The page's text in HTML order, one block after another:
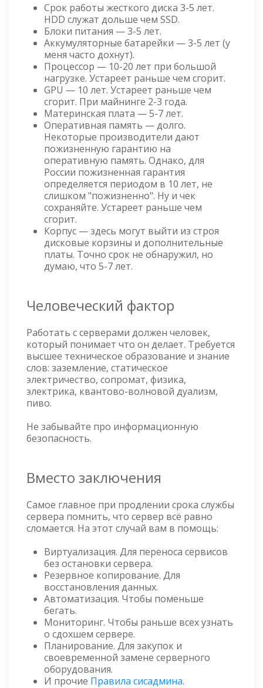
Cрок работы жесткого диска 3-5 лет.
HDD служат дольше чем SSD.
Блоки питания — 3-5 лет.
Аккумуляторные батарейки — 3-5 лет (у
меня часто дохнут).
Процессор — 10-20 лет при большой
нагрузке. Устареет раньше чем сгорит.
GPU — 10 лет. Устареет раньше чем
сгорит. При майнинге 2-3 года.
Материнская плата — 5-7 лет.
Оперативная память — долго.
Некоторые производители дают
пожизненную гарантию на
оперативную память. Однако, для
России пожизненная гарантия
определяется периодом в 10 лет, не
слишком "пожизненно". Ну и чек
сохраняйте. Устареет раньше чем
сгорит.
Корпус — здесь могут выйти из строя
дисковые корзины и дополнительные
платы. Точно срок не обнаружил, но
думаю, что 5-7 лет.
Человеческий фактор
Работать с серверами должен человек,
который понимает что он делает. Требуется
высшее техническое образование и знание
слов: заземление, статическое
электричество, сопромат, физика,
электрика, квантово-волновой дуализм,
пиво.
Не забывайте про информационную
безопасность.
Вместо заключения
Самое главное при продлении срока службы
сервера помнить, что сервер всё равно
сломается. На этот случай вам в помощь:
Виртуализация. Для переноса сервисов
без остановки сервера.
Резервное копирование. Для
восстановления данных.
Автоматизация. Чтобы поменьше
бегать.
Мониторинг. Чтобы раньше всех узнать
о сдохшем сервере.
Планирование. Для закупок и
своевременной замене серверного
оборудования.
И прочие Правила сисадмина.